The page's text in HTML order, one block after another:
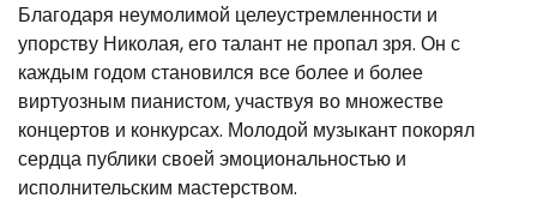
Благодаря неумолимой целеустремленности и
упорству Николая, его талант не пропал зря. Он с
каждым годом становился все более и более
виртуозным пианистом, участвуя во множестве
концертов и конкурсах. Молодой музыкант покорял
сердца публики своей эмоциональностью и
исполнительским мастерством.